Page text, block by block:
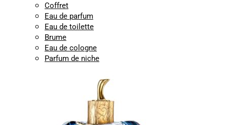
Coffret
Eau de parfum
Eau de toilette
Brume
Eau de cologne
Parfum de niche